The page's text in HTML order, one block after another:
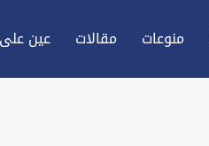
منوعات مقالات عين